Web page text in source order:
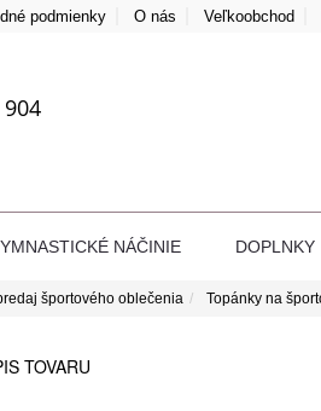
podmienky O nás Veľkoobchod
NÁČINIE DOPLNKY
športového oblečenia Topánky na
TOVARU